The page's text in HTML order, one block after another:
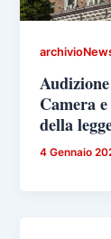
Camera
della
4 Gennaio